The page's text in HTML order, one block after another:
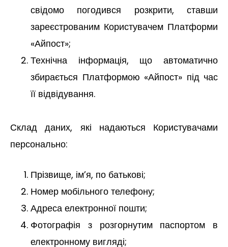
свідомо погодився розкрити, ставши
зареєстрованим Користувачем Платформи
«Айпост»;
Технічна інформація, що автоматично
збирається Платформою «Айпост» під час
її відвідування.
Склад даних, які надаються Користувачами
персонально:
Прізвище, ім’я, по батькові;
Номер мобільного телефону;
Адреса електронної пошти;
Фотографія з розгорнутим паспортом в
електронному вигляді;